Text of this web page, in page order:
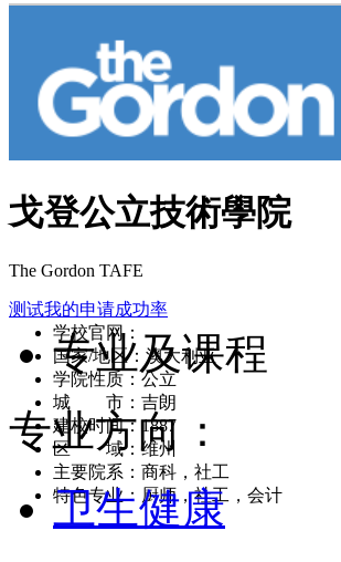
戈登公立技術學院
The Gordon TAFE
测试我的申请成功率
学校官网： www.thegordon.edu.au/about
国家/地区：澳大利亚
学院性质：公立
城 市：吉朗
建校时间：1887
区 域：维州
主要院系：商科，社工
特色专业：厨师，社工，会计
专业及课程
专业方向：
卫生健康